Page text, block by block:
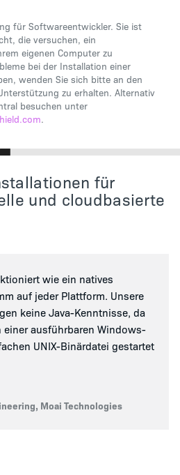
für Softwareentwickler. Sie ist
die versuchen, ein
eigenen Computer zu
bei der Installation einer
wenden Sie sich bitte an den
zu erhalten. Alternativ
besuchen unter
.
für
und cloudbasierte
wie ein natives
auf jeder Plattform. Unsere
keine Java-Kenntnisse, da
einer ausführbaren Windows-
UNIX-Binärdatei gestartet
Moai Technologies